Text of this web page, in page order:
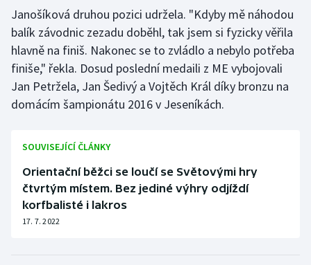
Házená
Jezdectví
Judo
Krasobruslení
Lezení
Lyže a snowboard
Janošíková druhou pozici udržela. "Kdyby mě náhodou
balík závodnic zezadu doběhl, tak jsem si fyzicky věřila
hlavně na finiš. Nakonec se to zvládlo a nebylo potřeba
finiše," řekla. Dosud poslední medaili z ME vybojovali
Jan Petržela, Jan Šedivý a Vojtěch Král díky bronzu na
domácím šampionátu 2016 v Jeseníkách.
SOUVISEJÍCÍ ČLÁNKY
Orientační běžci se loučí se Světovými hry
čtvrtým místem. Bez jediné výhry odjíždí
korfbalisté i lakros
17. 7. 2022